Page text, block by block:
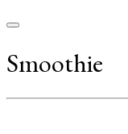
Smoothie